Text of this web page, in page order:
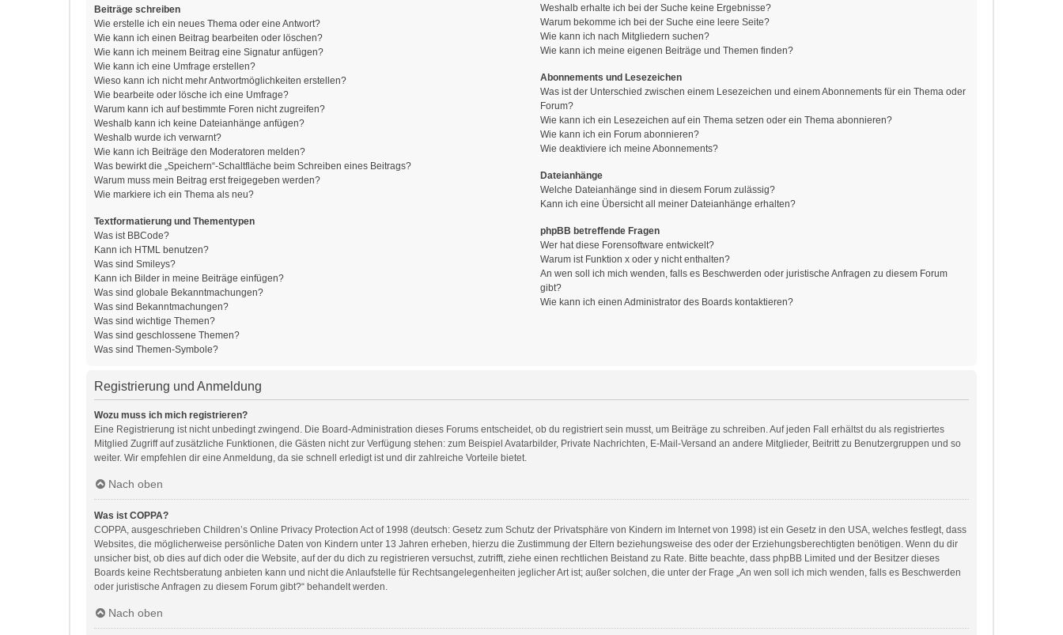
Beiträge schreiben
Wie erstelle ich ein neues Thema oder eine Antwort?
Wie kann ich einen Beitrag bearbeiten oder löschen?
Wie kann ich meinem Beitrag eine Signatur anfügen?
Wie kann ich eine Umfrage erstellen?
Wieso kann ich nicht mehr Antwortmöglichkeiten erstellen?
Wie bearbeite oder lösche ich eine Umfrage?
Warum kann ich auf bestimmte Foren nicht zugreifen?
Weshalb kann ich keine Dateianhänge anfügen?
Weshalb wurde ich verwarnt?
Wie kann ich Beiträge den Moderatoren melden?
Was bewirkt die „Speichern“-Schaltfläche beim Schreiben eines Beitrags?
Warum muss mein Beitrag erst freigegeben werden?
Wie markiere ich ein Thema als neu?
Textformatierung und Thementypen
Was ist BBCode?
Kann ich HTML benutzen?
Was sind Smileys?
Kann ich Bilder in meine Beiträge einfügen?
Was sind globale Bekanntmachungen?
Was sind Bekanntmachungen?
Was sind wichtige Themen?
Was sind geschlossene Themen?
Was sind Themen-Symbole?
Weshalb erhalte ich bei der Suche keine Ergebnisse?
Warum bekomme ich bei der Suche eine leere Seite?
Wie kann ich nach Mitgliedern suchen?
Wie kann ich meine eigenen Beiträge und Themen finden?
Abonnements und Lesezeichen
Was ist der Unterschied zwischen einem Lesezeichen und einem Abonnements für ein Thema oder
Forum?
Wie kann ich ein Lesezeichen auf ein Thema setzen oder ein Thema abonnieren?
Wie kann ich ein Forum abonnieren?
Wie deaktiviere ich meine Abonnements?
Dateianhänge
Welche Dateianhänge sind in diesem Forum zulässig?
Kann ich eine Übersicht all meiner Dateianhänge erhalten?
phpBB betreffende Fragen
Wer hat diese Forensoftware entwickelt?
Warum ist Funktion x oder y nicht enthalten?
An wen soll ich mich wenden, falls es Beschwerden oder juristische Anfragen zu diesem Forum
gibt?
Wie kann ich einen Administrator des Boards kontaktieren?
Registrierung und Anmeldung
Wozu muss ich mich registrieren?
Eine Registrierung ist nicht unbedingt zwingend. Die Board-Administration dieses Forums entscheidet, ob du registriert sein musst, um Beiträge zu schreiben. Auf jeden Fall erhältst du als registriertes
Mitglied Zugriff auf zusätzliche Funktionen, die Gästen nicht zur Verfügung stehen: zum Beispiel Avatarbilder, Private Nachrichten, E-Mail-Versand an andere Mitglieder, Beitritt zu Benutzergruppen und so
weiter. Wir empfehlen dir eine Anmeldung, da sie schnell erledigt ist und dir zahlreiche Vorteile bietet.
Nach oben
Was ist COPPA?
COPPA, ausgeschrieben Children’s Online Privacy Protection Act of 1998 (deutsch: Gesetz zum Schutz der Privatsphäre von Kindern im Internet von 1998) ist ein Gesetz in den USA, welches festlegt, dass
Websites, die möglicherweise persönliche Daten von Kindern unter 13 Jahren erheben, hierzu die Zustimmung der Eltern beziehungsweise des oder der Erziehungsberechtigten benötigen. Wenn du dir
unsicher bist, ob dies auf dich oder die Website, auf der du dich zu registrieren versuchst, zutrifft, ziehe einen rechtlichen Beistand zu Rate. Bitte beachte, dass phpBB Limited und der Besitzer dieses
Boards keine Rechtsberatung anbieten kann und nicht die Anlaufstelle für Rechtsangelegenheiten jeglicher Art ist; außer solchen, die unter der Frage „An wen soll ich mich wenden, falls es Beschwerden
oder juristische Anfragen zu diesem Forum gibt?“ behandelt werden.
Nach oben